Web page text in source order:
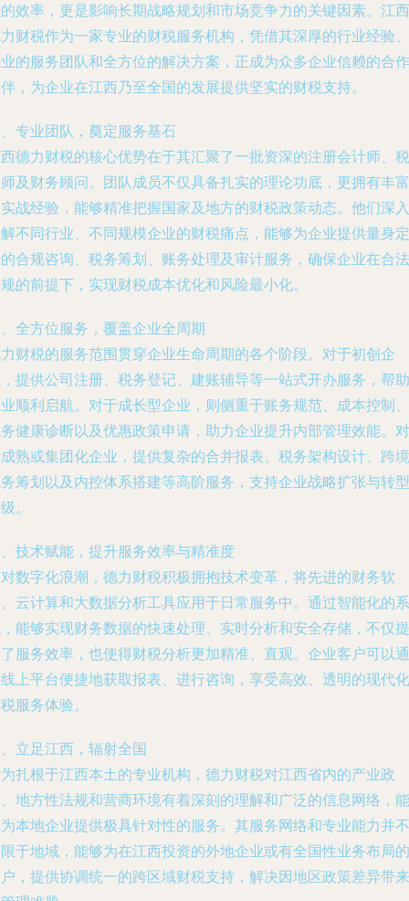
效率，更是影响长期战略规划和市场竞争力的关键因素。江西
财税作为一家专业的财税服务机构，凭借其深厚的行业经验、
的服务团队和全方位的解决方案，正成为众多企业信赖的合作
，为企业在江西乃至全国的发展提供坚实的财税支持。
专业团队，奠定服务基石
德力财税的核心优势在于其汇聚了一批资深的注册会计师、税
及财务顾问。团队成员不仅具备扎实的理论功底，更拥有丰富
战经验，能够精准把握国家及地方的财税政策动态。他们深入
不同行业、不同规模企业的财税痛点，能够为企业提供量身定
合规咨询、税务筹划、账务处理及审计服务，确保企业在合法
的前提下，实现财税成本优化和风险最小化。
全方位服务，覆盖企业全周期
财税的服务范围贯穿企业生命周期的各个阶段。对于初创企
提供公司注册、税务登记、建账辅导等一站式开办服务，帮助
顺利启航。对于成长型企业，则侧重于账务规范、成本控制、
健康诊断以及优惠政策申请，助力企业提升内部管理效能。对
熟或集团化企业，提供复杂的合并报表、税务架构设计、跨境
筹划以及内控体系搭建等高阶服务，支持企业战略扩张与转型
。
技术赋能，提升服务效率与精准度
数字化浪潮，德力财税积极拥抱技术变革，将先进的财务软
云计算和大数据分析工具应用于日常服务中。通过智能化的系
能够实现财务数据的快速处理、实时分析和安全存储，不仅提
服务效率，也使得财税分析更加精准、直观。企业客户可以通
上平台便捷地获取报表、进行咨询，享受高效、透明的现代化
服务体验。
立足江西，辐射全国
扎根于江西本土的专业机构，德力财税对江西省内的产业政
地方性法规和营商环境有着深刻的理解和广泛的信息网络，能
本地企业提供极具针对性的服务。其服务网络和专业能力并不
于地域，能够为在江西投资的外地企业或有全国性业务布局的
，提供协调统一的跨区域财税支持，解决因地区政策差异带来